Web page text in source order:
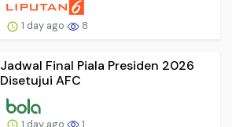
1 day ago 8
Jadwal Final Piala Presiden 2026
Disetujui AFC
1 day ago 1